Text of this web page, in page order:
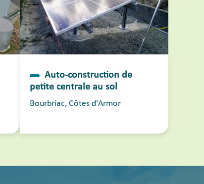
Auto-construction de
petite centrale au sol
Bourbriac, Côtes d'Armor